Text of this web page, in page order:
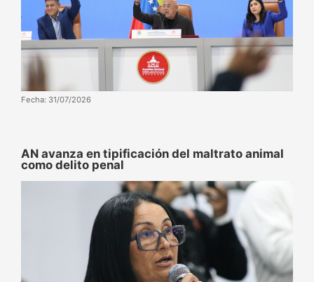
Fecha: 31/07/2026
AN avanza en tipificación del maltrato animal
como delito penal